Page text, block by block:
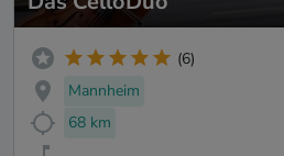
(6)
Mannheim
68 km